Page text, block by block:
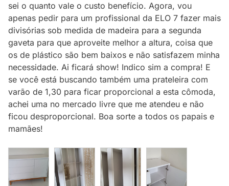
sei o quanto vale o custo benefício. Agora, vou
apenas pedir para um profissional da ELO 7 fazer mais
divisórias sob medida de madeira para a segunda
gaveta para que aproveite melhor a altura, coisa que
os de plástico são bem baixos e não satisfazem minha
necessidade. Ai ficará show! Indico sim a compra! E
se você está buscando também uma prateleira com
varão de 1,30 para ficar proporcional a esta cômoda,
achei uma no mercado livre que me atendeu e não
ficou desproporcional. Boa sorte a todos os papais e
mamães!